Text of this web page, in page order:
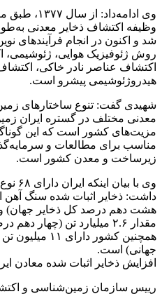
وی
وظیفه اکتشاف ذخایر معدنی
شد و اکنون در انجام فرآیندهای
روش ژئوفیزیک هوایی، ژئوشیمی،
اکتشاف عناصر نادر خاکی،
هیدروژئوشیمی پیشرو است.
شهیدی گفت: تنوع ساختارهای
معدنی مختلف در گستره­ ایران
مزیت­‌های کشور است که این
مناسب برای مطالعات و
زیرساخت و معدن کشور است.
وی با
هشت دهم درصد کل ذخایر جهان)
مقدار ۲.۶ میلیارد تن (چهار
همچنین کشور
جهانی) است.
افزایش ذخایر اثبات شده معادن ایران به ۱۰۰
رییس سازمان زمین­‌شناسی و